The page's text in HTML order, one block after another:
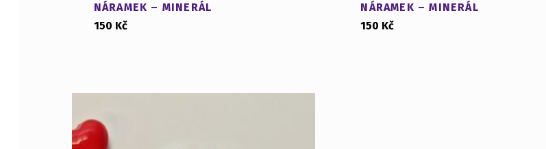
NÁRAMEK – MINERÁL
150 Kč
NÁRAMEK – MINERÁL
150 Kč